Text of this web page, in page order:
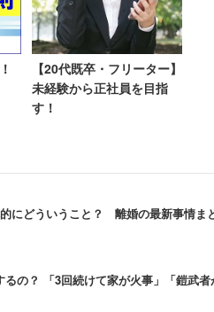
25％は「給料が
たところ、1位は「給料が低
が不十分」（21.3％）となっ
仕事が原因で離婚したい」
がえる。
見ると「300万円未満」（
500万円未満」（82.5％）と
る。
【20代既卒・フリーター】
未経験から正社員を目指
す！
にどういうこと？ 離婚の最新事情ま
の？ 「3回続けて家が火事」「鎧武者